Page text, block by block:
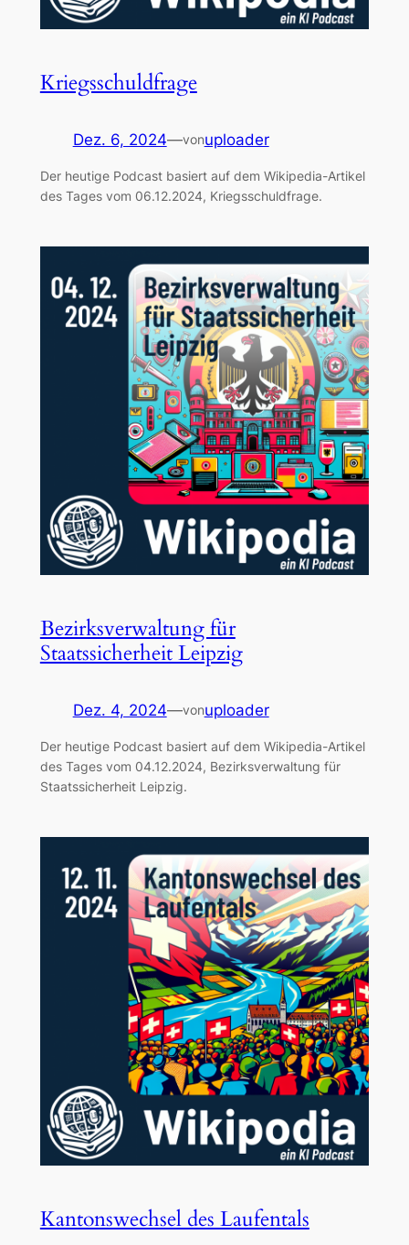
Kriegsschuldfrage
Dez. 6, 2024—vonuploader
Der heutige Podcast basiert auf dem Wikipedia-Artikel
des Tages vom 06.12.2024, Kriegsschuldfrage.
Bezirksverwaltung für
Staatssicherheit Leipzig
Dez. 4, 2024—vonuploader
Der heutige Podcast basiert auf dem Wikipedia-Artikel
des Tages vom 04.12.2024, Bezirksverwaltung für
Staatssicherheit Leipzig.
Kantonswechsel des Laufentals